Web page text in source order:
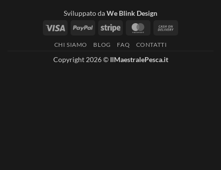
Sviluppato daWe Blink Design
Visa
PayPal Stripe MasterCard
CHI SIAMO BLOG FAQ CONTATTI
Copyright 2026 © IlMaestralePesca.it